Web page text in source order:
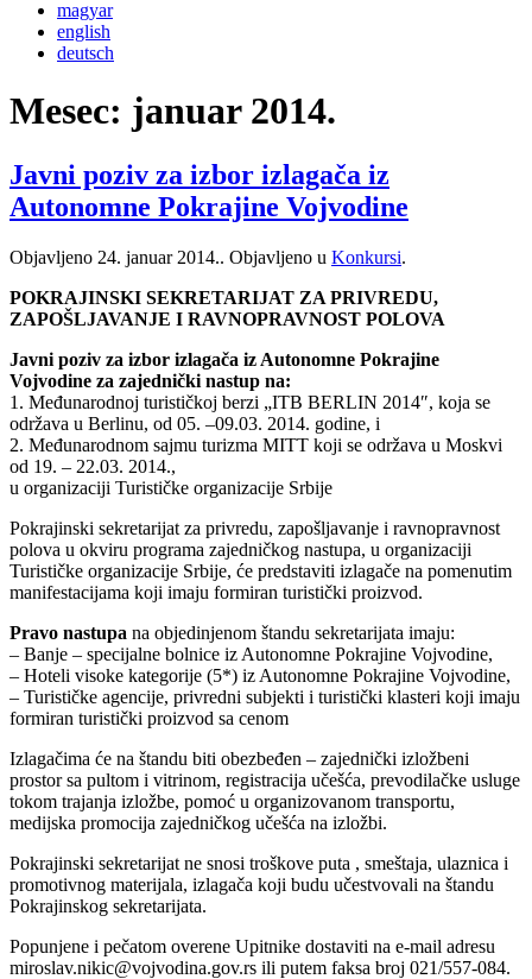
magyar
english
deutsch
Mesec: januar 2014.
Javni poziv za izbor izlagača iz
Autonomne Pokrajine Vojvodine
Objavljeno 24. januar 2014.. Objavljeno u Konkursi.
POKRAJINSKI SEKRETARIJAT ZA PRIVREDU,
ZAPOŠLJAVANJE I RAVNOPRAVNOST POLOVA
Javni poziv za izbor izlagača iz Autonomne Pokrajine
Vojvodine za zajednički nastup na:
1. Međunarodnoj turističkoj berzi „ITB BERLIN 2014″, koja se
održava u Berlinu, od 05. –09.03. 2014. godine, i
2. Međunarodnom sajmu turizma MITT koji se održava u Moskvi
od 19. – 22.03. 2014.,
u organizaciji Turističke organizacije Srbije
Pokrajinski sekretarijat za privredu, zapošljavanje i ravnopravnost
polova u okviru programa zajedničkog nastupa, u organizaciji
Turističke organizacije Srbije, će predstaviti izlagače na pomenutim
manifestacijama koji imaju formiran turistički proizvod.
Pravo nastupa na objedinjenom štandu sekretarijata imaju:
– Banje – specijalne bolnice iz Autonomne Pokrajine Vojvodine,
– Hoteli visoke kategorije (5*) iz Autonomne Pokrajine Vojvodine,
– Turističke agencije, privredni subjekti i turistički klasteri koji imaju
formiran turistički proizvod sa cenom
Izlagačima će na štandu biti obezbeđen – zajednički izložbeni
prostor sa pultom i vitrinom, registracija učešća, prevodilačke usluge
tokom trajanja izložbe, pomoć u organizovanom transportu,
medijska promocija zajedničkog učešća na izložbi.
Pokrajinski sekretarijat ne snosi troškove puta , smeštaja, ulaznica i
promotivnog materijala, izlagača koji budu učestvovali na štandu
Pokrajinskog sekretarijata.
Popunjene i pečatom overene Upitnike dostaviti na e-mail adresu
miroslav.nikic@vojvodina.gov.rs ili putem faksa broj 021/557-084.